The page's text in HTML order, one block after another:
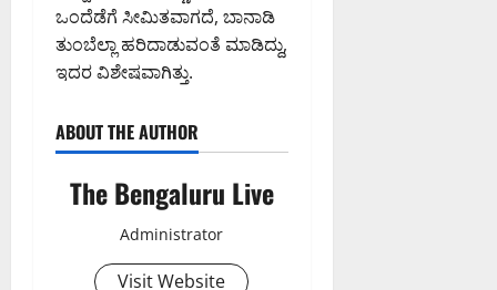
ಒಂದೆಡೆಗೆ ಸೀಮಿತವಾಗದೆ, ಬಾನಾಡಿ
ತುಂಬೆಲ್ಲಾ ಹರಿದಾಡುವಂತೆ ಮಾಡಿದ್ದು,
ಇದರ ವಿಶೇಷವಾಗಿತ್ತು.
ABOUT THE AUTHOR
The Bengaluru Live
Administrator
Visit Website